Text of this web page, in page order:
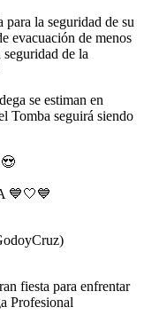
para la seguridad de su
evacuación de menos
de la
se estiman en
Tomba seguirá siendo
💙🤍💙
fiesta para enfrentar
Profesional